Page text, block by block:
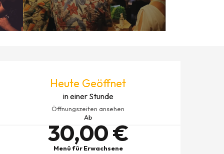
Heute Geöffnet
in einer Stunde
Öffnungszeiten ansehen
Ab
30,00 €
Menü für Erwachsene